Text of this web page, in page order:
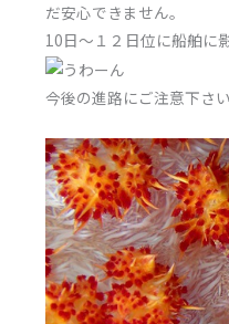
だ安心できません。
10日～１２日位に船舶に
今後の進路にご注意下さ